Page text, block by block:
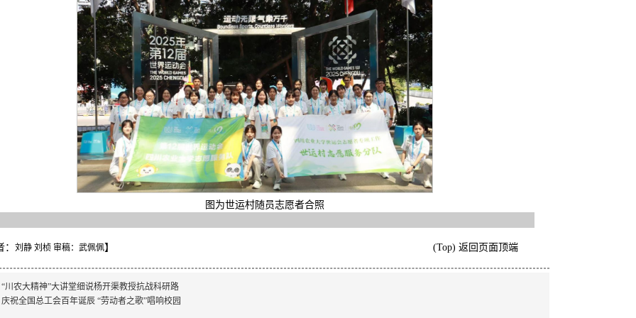
图为世运村随员志愿者合照
： 刘静 刘桢 审稿：武佩佩】 (Top) 返回页面顶端
“川农大精神”大讲堂细说杨开渠教授抗战科研路
庆祝全国总工会百年诞辰 “劳动者之歌”唱响校园